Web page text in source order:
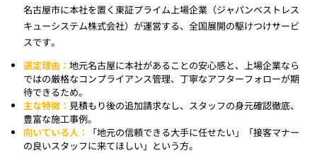
名古屋市に本社を置く東証プライム上場企業（ジャパンベストレス
キューシステム株式会社）が運営する、全国展開の駆けつけサービ
スです。
選定理由：地元名古屋に本社があることの安心感と、上場企業なら
ではの厳格なコンプライアンス管理、丁寧なアフターフォローが期
待できるため。
主な特徴： 見積もり後の追加請求なし、スタッフの身元確認徹底、
豊富な施工事例。
向いている人：
「地元の信頼できる大手に任せたい」「接客マナー
の良いスタッフに来てほしい」という方。